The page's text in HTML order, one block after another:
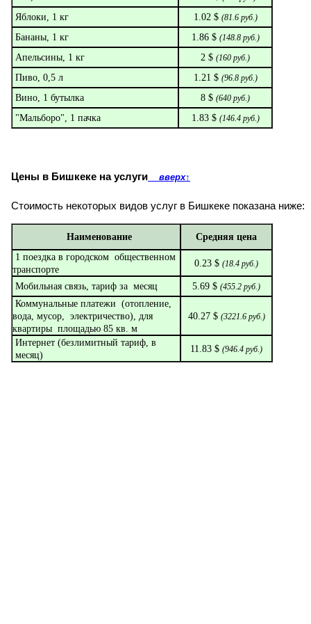
Яблоки, 1 кг 1.02 $ (81.6руб.)
Бананы, 1 кг 1.86 $ (148.8руб.)
Апельсины, 1 кг 2 $ (160 руб.)
Пиво, 0,5 л 1.21 $ (96.8руб.)
Вино, 1 бутылка 8 $ (640 руб.)
"Мальборо", 1 пачка 1.83 $ (146.4руб.)
Цены в Бишкеке на услуги вверх↑
Стоимость некоторых видов услуг в Бишкеке показана ниже:
Наименование
Средняя цена
1 поездка в городском общественном
транспорте
0.23 $ (18.4 руб.)
Мобильная связь, тариф за месяц 5.69 $ (455.2 руб.)
Коммунальные платежи (отопление,
вода, мусор, электричество), для
квартиры площадью 85 кв. м
40.27 $ (3221.6руб.)
Интернет (безлимитный тариф, в
месяц)
11.83 $ (946.4 руб.)